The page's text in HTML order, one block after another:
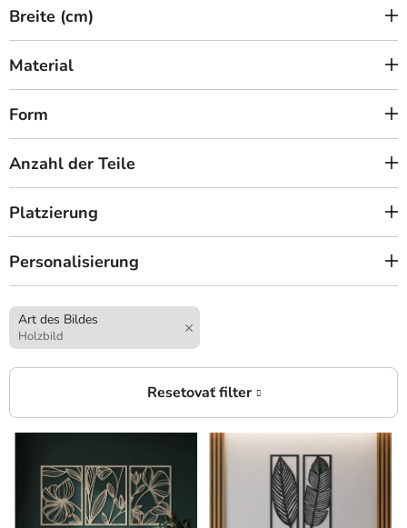
Breite (cm)
Material
Form
Anzahl der Teile
Platzierung
Personalisierung
Art des Bildes
Holzbild
L